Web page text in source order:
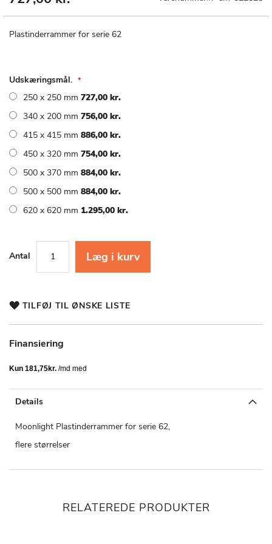
Plastinderrammer for serie 62
Udskæringsmål.
250 x 250 mm 727,00 kr.
340 x 200 mm 756,00 kr.
415 x 415 mm 886,00 kr.
450 x 320 mm 754,00 kr.
500 x 370 mm 884,00 kr.
500 x 500 mm 884,00 kr.
620 x 620 mm 1.295,00 kr.
Antal Læg i kurv
TILFØJ TIL ØNSKE LISTE
Finansiering
af
Details
Moonlight Plastinderrammer for serie 62,
flere størrelser
RELATEREDE PRODUKTER